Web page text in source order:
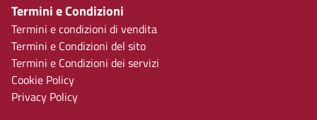
Termini e Condizioni
Termini e condizioni di vendita
Termini e Condizioni del sito
Termini e Condizioni dei servizi
Cookie Policy
Privacy Policy